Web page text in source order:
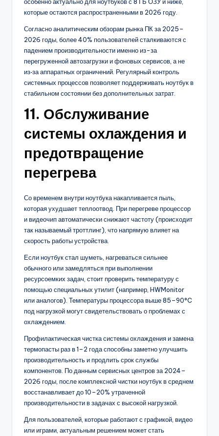
которые остаются распространенными в 2026 году.
Согласно аналитическим обзорам рынка ПК за 2025–
2026 годы, более 40% пользователей сталкиваются с
падением производительности именно из-за
перегруженной автозагрузки и фоновых сервисов, а не
из‑за аппаратных ограничений. Регулярный контроль
системных процессов позволяет поддерживать ноутбук в
стабильном состоянии без дополнительных затрат.
11. Обслуживание
системы охлаждения и
предотвращение
перегрева
Со временем внутри ноутбука накапливается пыль,
которая ухудшает теплоотвод. При перегреве процессор
и видеочип автоматически снижают частоту (происходит
так называемый троттлинг), что напрямую влияет на
скорость работы устройства.
Если ноутбук стал шуметь, нагреваться сильнее
обычного или замедляться при выполнении
ресурсоемких задач, стоит проверить температуру с
помощью специальных утилит (например, HWMonitor
или аналогов). Температуры процессора выше 85–90°C
под нагрузкой могут свидетельствовать о проблемах с
охлаждением.
Профилактическая чистка системы охлаждения и замена
термопасты раз в 1–2 года способны заметно улучшить
производительность и продлить срок службы
компонентов. По данным сервисных центров за 2024–
2026 годы, после комплексной чистки ноутбук в среднем
восстанавливает до 10–20% утраченной
производительности в задачах с высокой нагрузкой.
Для пользователей, которые работают с графикой, видео
или играми, актуальным решением может стать